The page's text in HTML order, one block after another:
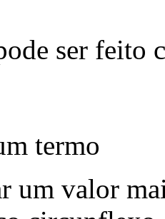
ser feito
termo
um valor